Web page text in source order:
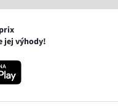
jej výhody!